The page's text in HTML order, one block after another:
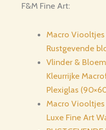
F&M Fine Art:
Macro
Rustgevende
Vlinder &
Kleurrijke
Plexiglas
Macro Viooltjes
Luxe Fine Art